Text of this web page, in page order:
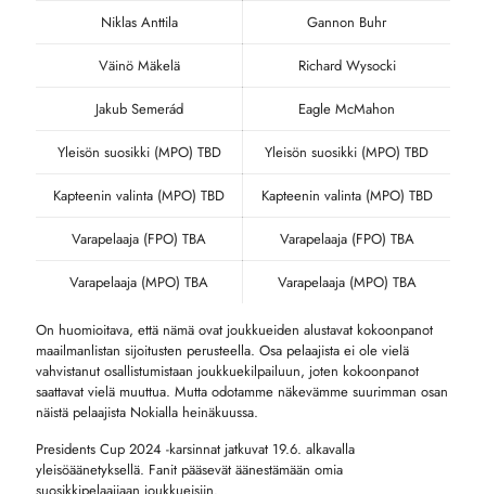
Niklas Anttila Gannon Buhr
Väinö Mäkelä Richard Wysocki
Jakub Semerád Eagle McMahon
Yleisön suosikki (MPO) TBD Yleisön suosikki (MPO) TBD
Kapteenin valinta (MPO) TBD Kapteenin valinta (MPO) TBD
Varapelaaja (FPO) TBA Varapelaaja (FPO) TBA
Varapelaaja (MPO) TBA Varapelaaja (MPO) TBA
On huomioitava, että nämä ovat joukkueiden alustavat kokoonpanot
maailmanlistan sijoitusten perusteella. Osa pelaajista ei ole vielä
vahvistanut osallistumistaan joukkuekilpailuun, joten kokoonpanot
saattavat vielä muuttua. Mutta odotamme näkevämme suurimman osan
näistä pelaajista Nokialla heinäkuussa.
Presidents Cup 2024 -karsinnat jatkuvat 19.6. alkavalla
yleisöäänetyksellä. Fanit pääsevät äänestämään omia